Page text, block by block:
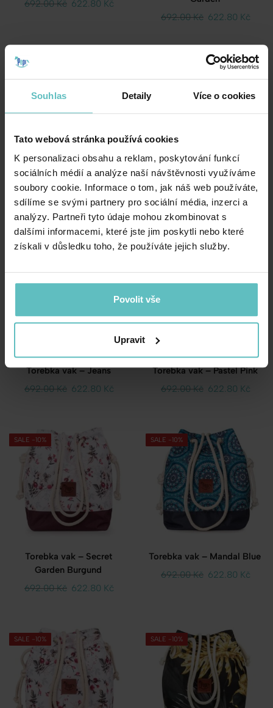
Souhlas Detaily Více o cookies
Tato webová stránka používá cookies
K personalizaci obsahu a reklam, poskytování funkcí
sociálních médií a analýze naší návštěvnosti využíváme
soubory cookie. Informace o tom, jak náš web používáte,
sdílíme se svými partnery pro sociální média, inzerci a
analýzy. Partneři tyto údaje mohou zkombinovat s
dalšími informacemi, které jste jim poskytli nebo které
získali v důsledku toho, že používáte jejich služby.
Povolit vše
Upravit
692.00Kč 622.80 Kč
692.00Kč 622.80 Kč
SALE -10%
Torebka vak – Peony Black
692.00Kč 622.80Kč
Torebka vak – Navy Blue
692.00Kč 622.80 Kč
Torebka vak – Jeans
692.00Kč 622.80 Kč
SALE -10%
Torebka vak – Pastel Pink
692.00Kč 622.80 Kč
SALE -10%
Torebka vak – Secret
Garden Burgund
692.00Kč 622.80 Kč
SALE -10%
Torebka vak – Mandal Blue
692.00Kč 622.80 Kč
SALE -10% SALE -10%